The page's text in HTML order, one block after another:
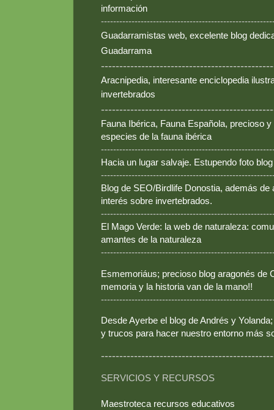
información
Guadarramistas web, excelente blog
Guadarrama
Aracnipedia, interesante enciclopedia
invertebrados
Fauna Ibérica, Fauna Española, precioso
especies de la fauna ibérica
Hacia un lugar salvaje. Estupendo foto
Blog de SEO/Birdlife Donostia, además
interés sobre invertebrados.
El Mago Verde: la web de naturaleza:
amantes de la naturaleza
Esmemoriáus; precioso blog aragonés de
memoria y la historia van de la mano!!
Desde Ayerbe el blog de Andrés y
y trucos para hacer nuestro entorno más
SERVICIOS Y RECURSOS
Maestroteca recursos educativos